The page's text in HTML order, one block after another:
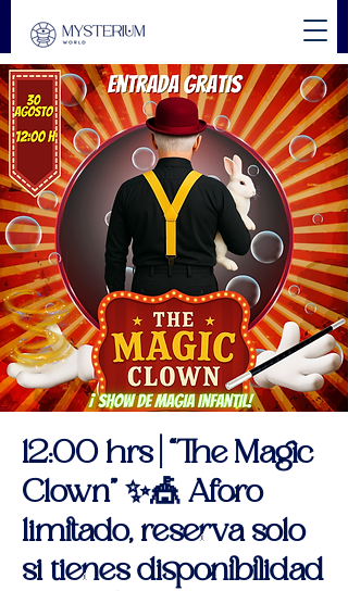
12:00 hrs | “The Magic
Clown” ✨🎪 Aforo
limitado, reserva solo
si tienes disponibilidad